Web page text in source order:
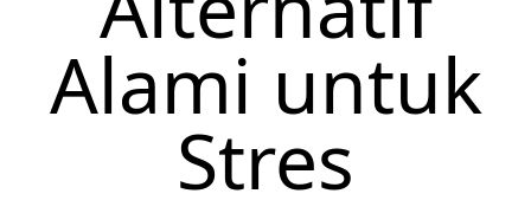
Alami untuk
Stres